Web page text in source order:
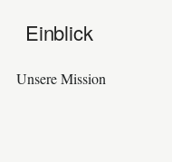
Einblick
Unsere Mission